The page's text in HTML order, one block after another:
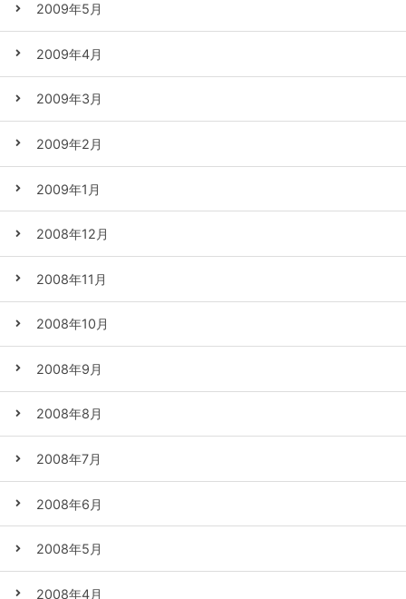
2009年5月
2009年4月
2009年3月
2009年2月
2009年1月
2008年12月
2008年11月
2008年10月
2008年9月
2008年8月
2008年7月
2008年6月
2008年5月
2008年4月